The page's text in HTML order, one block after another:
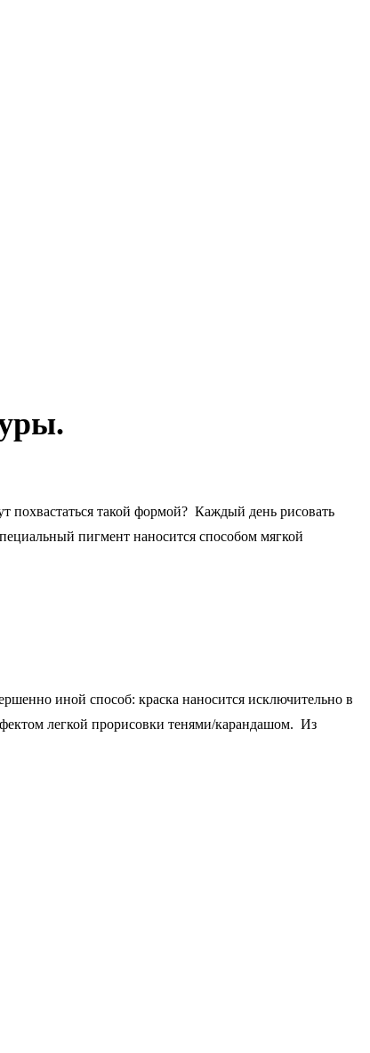
похвастаться такой формой? Каждый день рисовать
пигмент наносится способом мягкой
иной способ: краска наносится исключительно в
легкой прорисовки тенями/карандашом. Из